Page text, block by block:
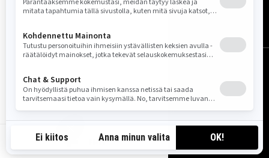
FI-FI
© BRP 2003–2026
Oikeudellinen huomautus
Tietosuojakäytäntö
Ponnahdusikkuna
Saavutettavuutta
Sivukartta
Evästeasetukset